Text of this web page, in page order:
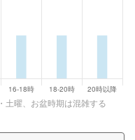
土曜、お盆時期は混雑する